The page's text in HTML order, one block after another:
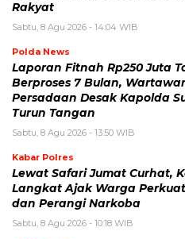
Rakyat
Sabtu, 8 Agu 2026 - 14:04 WIB
Polda News
Laporan Fitnah Rp250 Juta
Berproses 7 Bulan,
Persadaan Desak Kapolda
Turun Tangan
Sabtu, 8 Agu 2026 - 13:50 WIB
Kabar Polres
Lewat Safari Jumat Curhat,
Langkat Ajak Warga
dan Perangi Narkoba
Sabtu, 8 Agu 2026 - 10:18 WIB